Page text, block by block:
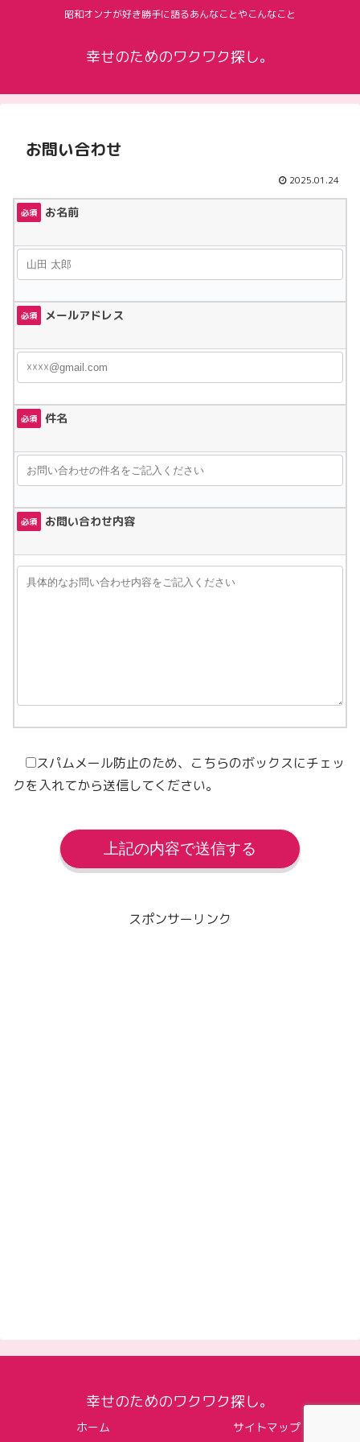
昭和オンナが好き勝手に語るあんなことやこんなこと
幸せのためのワクワク探し。
お問い合わせ
2025.01.24
必須 お名前
必須 メールアドレス
必須 件名
必須 お問い合わせ内容
スパムメール防止のため、こちらのボックスにチェッ
クを入れてから送信してください。
スポンサーリンク
幸せのためのワクワク探し。
ホーム サイトマップ